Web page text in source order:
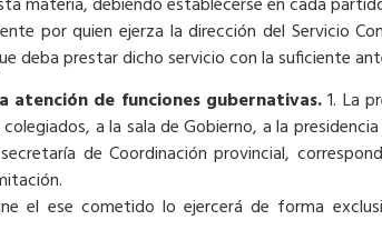
por quien ejerza la dirección del Servicio
deba prestar dicho servicio con la suficiente
atención de funciones gubernativas.1. La
a la sala de Gobierno, a la
de Coordinación provincial,
el ese cometido lo ejercerá de forma